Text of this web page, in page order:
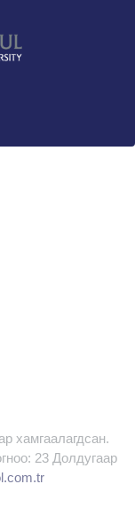
хамгаалагдсан.
23 Долдугаар